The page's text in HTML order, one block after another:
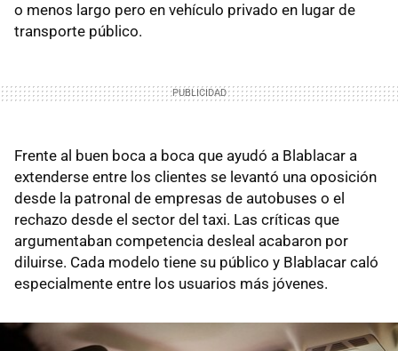
o menos largo pero en vehículo privado en lugar de
transporte público.
Frente al buen boca a boca que ayudó a Blablacar a
extenderse entre los clientes se levantó una oposición
desde la patronal de empresas de autobuses o el
rechazo desde el sector del taxi. Las críticas que
argumentaban competencia desleal acabaron por
diluirse. Cada modelo tiene su público y Blablacar caló
especialmente entre los usuarios más jóvenes.